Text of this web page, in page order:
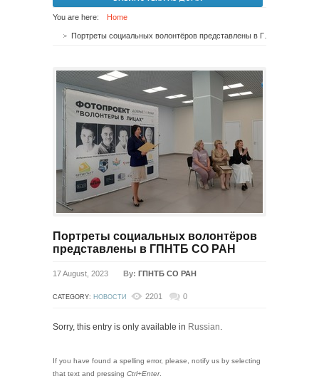
You are here: Home
Портреты социальных волонтёров
представлены в ГПНТБ СО РАН
17 August, 2023 By: ГПНТБ СО РАН
CATEGORY: НОВОСТИ 2201 0
Sorry, this entry is only available in Russian.
If you have found a spelling error, please, notify us by selecting
that text and pressing Ctrl+Enter.